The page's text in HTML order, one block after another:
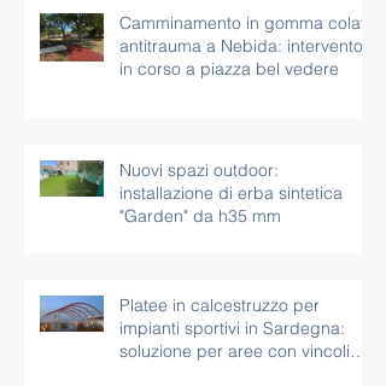
Camminamento in gomma colata
antitrauma a Nebida: intervento
in corso a piazza bel vedere
Nuovi spazi outdoor:
installazione di erba sintetica
"Garden" da h35 mm
Platee in calcestruzzo per
impianti sportivi in Sardegna:
soluzione per aree con vincoli